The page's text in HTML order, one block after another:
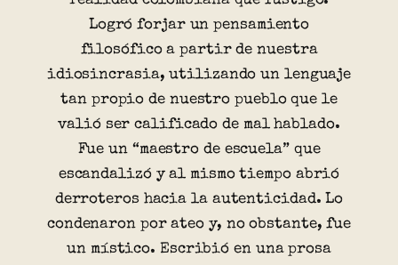
Logró forjar un pensamiento
filosófico a partir de nuestra
idiosincrasia, utilizando un lenguaje
tan propio de nuestro pueblo que le
valió ser calificado de mal hablado.
Fue un “maestro de escuela” que
escandalizó y al mismo tiempo abrió
derroteros hacia la autenticidad. Lo
condenaron por ateo y, no obstante, fue
un místico. Escribió en una prosa